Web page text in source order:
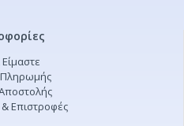
Είμαστε
Επιστροφές